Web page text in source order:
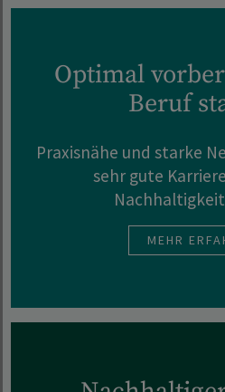
Optimal
Beruf
Praxisnähe und starke
sehr gute
MEHR